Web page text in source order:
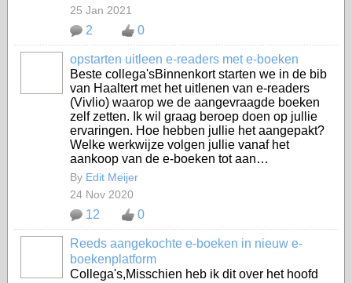
25 Jan 2021
2 0
opstarten uitleen e-readers met e-boeken
Beste collega'sBinnenkort starten we in de bib
van Haaltert met het uitlenen van e-readers
(Vivlio) waarop we de aangevraagde boeken
zelf zetten. Ik wil graag beroep doen op jullie
ervaringen. Hoe hebben jullie het aangepakt?
Welke werkwijze volgen jullie vanaf het
aankoop van de e-boeken tot aan…
By Edit Meijer
24 Nov 2020
12 0
Reeds aangekochte e-boeken in nieuw e-
boekenplatform
Collega's,Misschien heb ik dit over het hoofd